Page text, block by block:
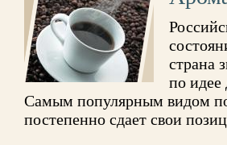
страна
по идее
Самым популярным видом
постепенно сдает свои